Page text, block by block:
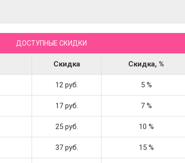
ДОСТУПНЫЕ СКИДКИ
Скидка Скидка, %
12 руб. 5 %
17 руб. 7 %
25 руб. 10 %
37 руб. 15 %